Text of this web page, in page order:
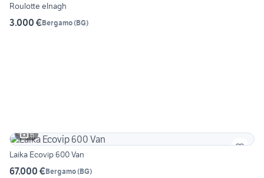
Roulotte elnagh
3.000 €Bergamo(BG)
6
Laika Ecovip 600 Van
67.000 €Bergamo(BG)